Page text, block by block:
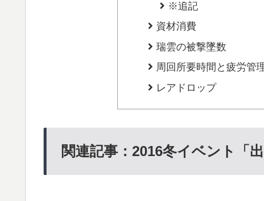
※追記
資材消費
瑞雲の被撃墜数
周回所要時間と疲労管
レアドロップ
関連記事：2016冬イベント「